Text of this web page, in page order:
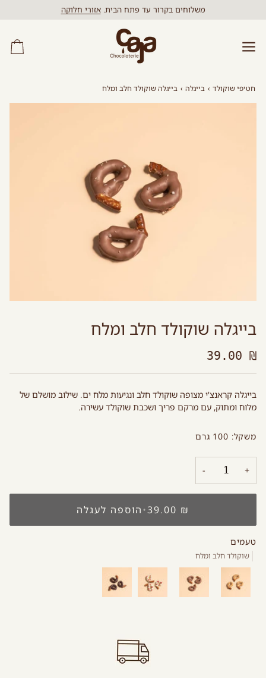
משלוחים בקרור עד פתח הבית.אזורי חלוקה
חטיפי שוקולד › בייגלה › בייגלה שוקולד חלב ומלח
בייגלה שוקולד חלב ומלח
₪ 39.00
בייגלה קראנצ'י מצופה שוקולד חלב ונגיעות מלח ים. שילוב מושלם של
מלוח ומתוק, עם מרקם פריך ושכבת שוקולד עשירה.
משקל: 100 גרם
− +
הוספה לעגלה• ₪ 39.00
טעמים
שוקולד חלב ומלח